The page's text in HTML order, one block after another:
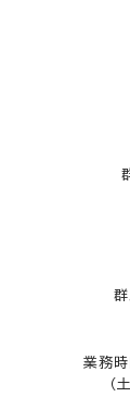
業務
（